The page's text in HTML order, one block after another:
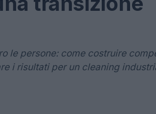
le persone: come costruire
i risultati per un cleaning